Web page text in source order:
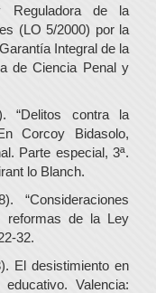
Reguladora de la
(LO 5/2000) por la
Integral de la
de Ciencia Penal y
“Delitos contra la
Corcoy Bidasolo,
Parte especial, 3ª.
lo Blanch.
“Consideraciones
reformas de la Ley
32.
El desistimiento en
Valencia: